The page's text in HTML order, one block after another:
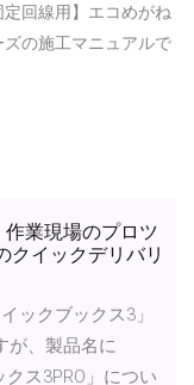
定回線用】エコめがね
の施工マニュアルで
業現場のプロツ
クイックデリバリ
ックブックス3」
が、製品名に
クス3PRO」につい